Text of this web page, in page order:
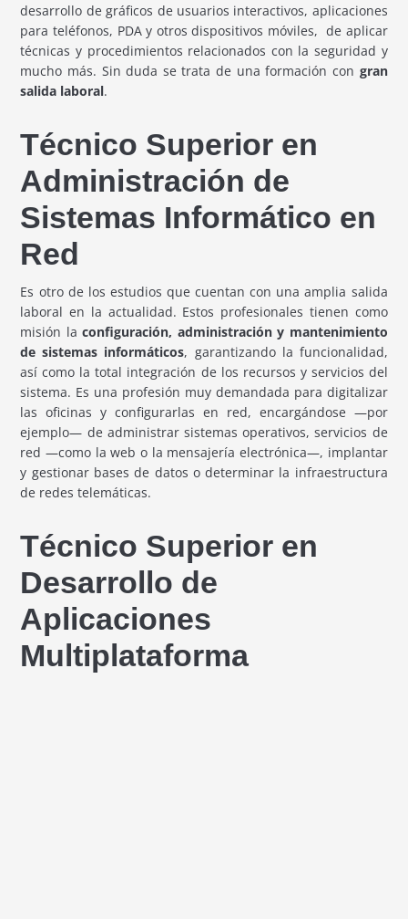
desarrollo de gráficos de usuarios interactivos, aplicaciones
para teléfonos, PDA y otros dispositivos móviles, de aplicar
técnicas y procedimientos relacionados con la seguridad y
mucho más. Sin duda se trata de una formación con gran
salida laboral.
Técnico Superior en
Administración de
Sistemas Informático en
Red
Es otro de los estudios que cuentan con una amplia salida
laboral en la actualidad. Estos profesionales tienen como
misión laconfiguración, administración y mantenimiento
de sistemas informáticos, garantizando la funcionalidad,
así como la total integración de los recursos y servicios del
sistema. Es una profesión muy demandada para digitalizar
las oficinas y configurarlas en red, encargándose —por
ejemplo— de administrar sistemas operativos, servicios de
red —como la web o la mensajería electrónica—, implantar
y gestionar bases de datos o determinar la infraestructura
de redes telemáticas.
Técnico Superior en
Desarrollo de
Aplicaciones
Multiplataforma